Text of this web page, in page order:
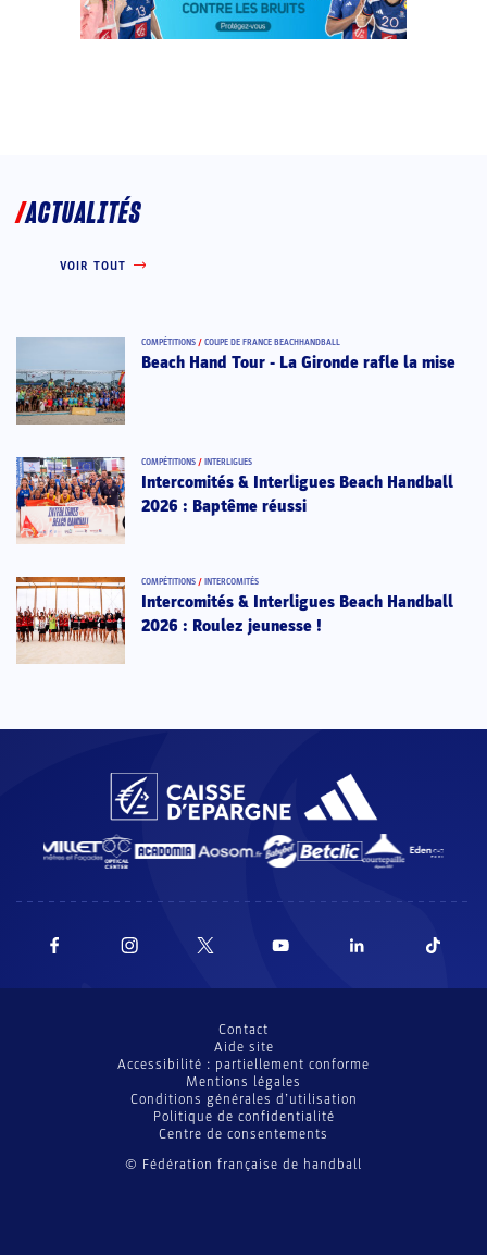
ACTUALITÉS
VOIR TOUT
COMPÉTITIONS / COUPE DE FRANCE BEACHHANDBALL
Beach Hand Tour - La Gironde rafle la mise
COMPÉTITIONS / INTERLIGUES
Intercomités & Interligues Beach Handball
2026 : Baptême réussi
COMPÉTITIONS / INTERCOMITÉS
Intercomités & Interligues Beach Handball
2026 : Roulez jeunesse !
© Fédération française de handball
Contact
Aide site
Accessibilité : partiellement conforme
Mentions légales
Conditions générales d’utilisation
Politique de confidentialité
Centre de consentements